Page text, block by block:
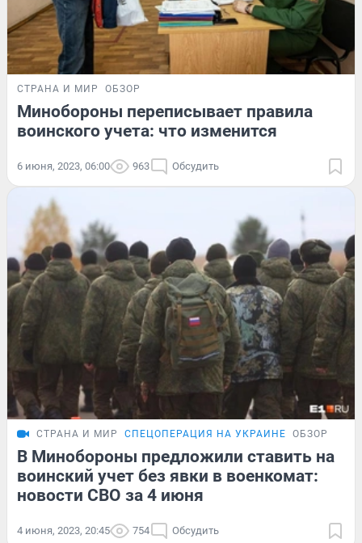
СТРАНА И МИР ОБЗОР
Минобороны переписывает правила
воинского учета: что изменится
6 июня, 2023, 06:00 963 Обсудить
СТРАНА И МИР СПЕЦОПЕРАЦИЯ НА УКРАИНЕ ОБЗОР
В Минобороны предложили ставить на
воинский учет без явки в военкомат:
новости СВО за 4 июня
4 июня, 2023, 20:45 754 Обсудить